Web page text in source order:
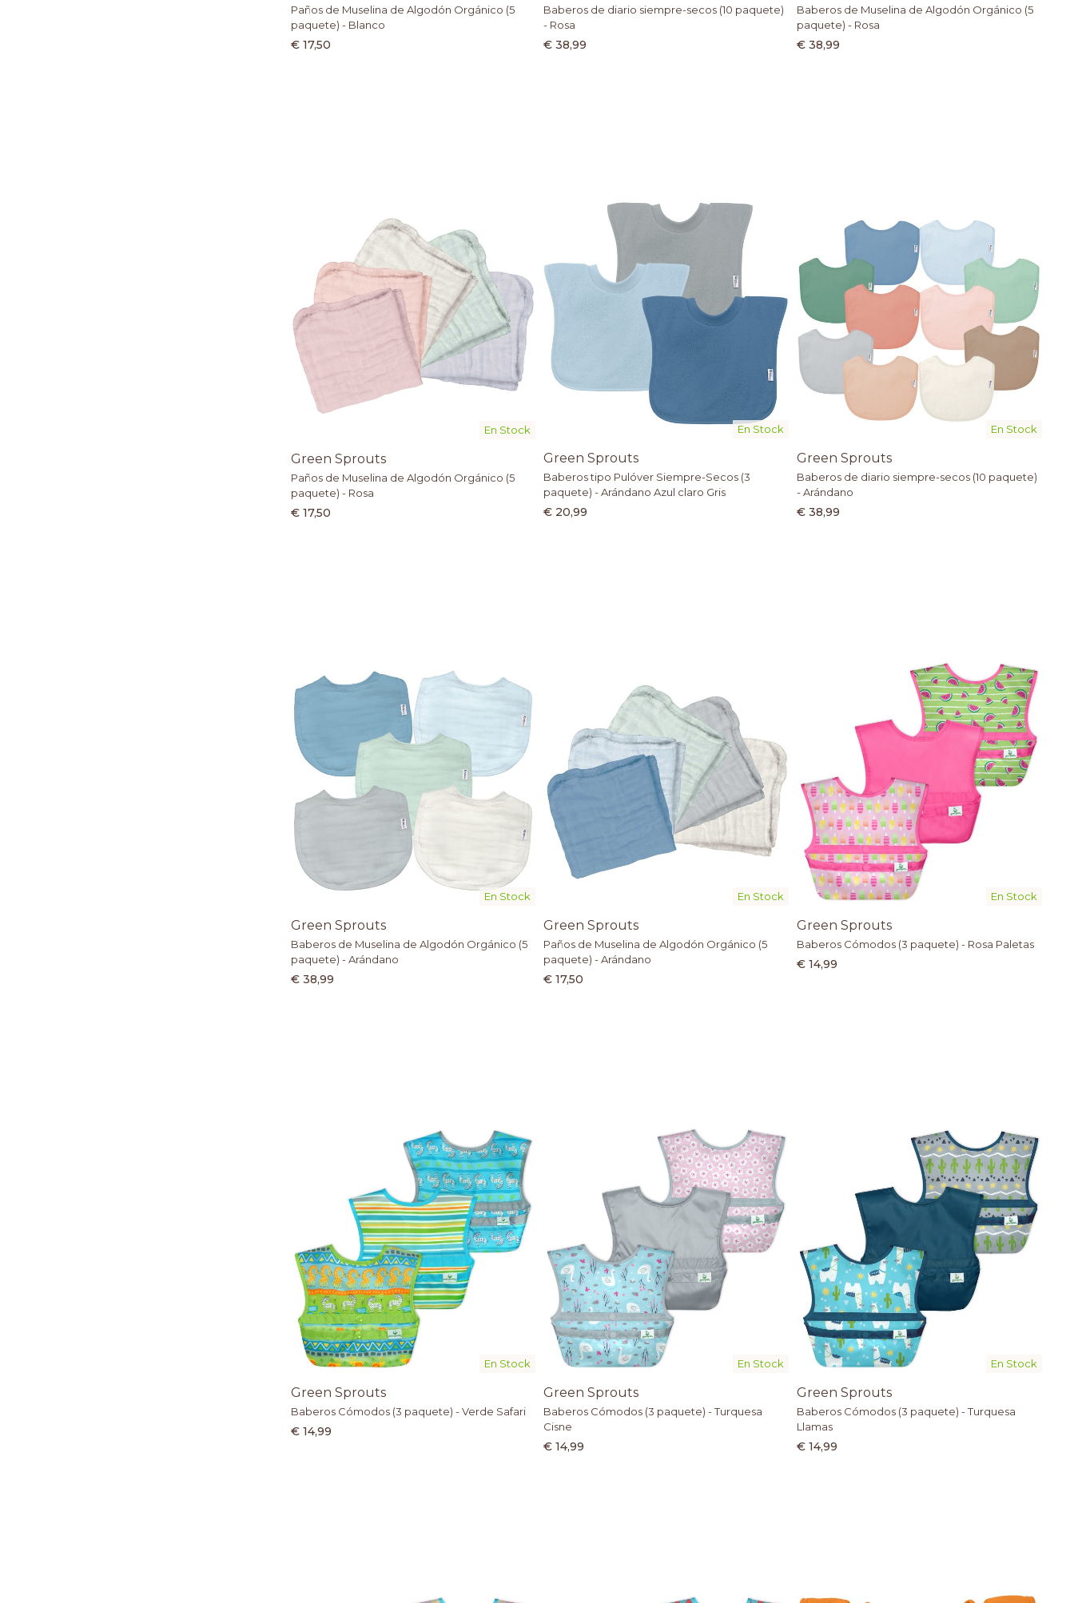
Paños de Muselina de Algodón Orgánico (5
paquete) - Blanco
€ 17,50
Baberos de diario siempre-secos (10 paquete)
- Rosa
€ 38,99
Baberos de Muselina de Algodón Orgánico (5
paquete) - Rosa
€ 38,99
En Stock
Green Sprouts
Paños de Muselina de Algodón Orgánico (5
paquete) - Rosa
€ 17,50
En Stock
Green Sprouts
Baberos tipo Pulóver Siempre-Secos (3
paquete) - Arándano Azul claro Gris
€ 20,99
En Stock
Green Sprouts
Baberos de diario siempre-secos (10 paquete)
- Arándano
€ 38,99
En Stock
Green Sprouts
Baberos de Muselina de Algodón Orgánico (5
paquete) - Arándano
€ 38,99
En Stock
Green Sprouts
Paños de Muselina de Algodón Orgánico (5
paquete) - Arándano
€ 17,50
En Stock
Green Sprouts
Baberos Cómodos (3 paquete) - Rosa Paletas
€ 14,99
En Stock
Green Sprouts
Baberos Cómodos (3 paquete) - Verde Safari
€ 14,99
En Stock
Green Sprouts
Baberos Cómodos (3 paquete) - Turquesa
Cisne
€ 14,99
En Stock
Green Sprouts
Baberos Cómodos (3 paquete) - Turquesa
Llamas
€ 14,99